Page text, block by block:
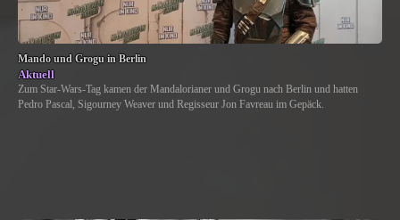
Mando und Grogu in Berlin
Aktuell
Zum Star-Wars-Tag kamen der Mandalorianer und Grogu nach Berlin und hatten
Pedro Pascal, Sigourney Weaver und Regisseur Jon Favreau im Gepäck.